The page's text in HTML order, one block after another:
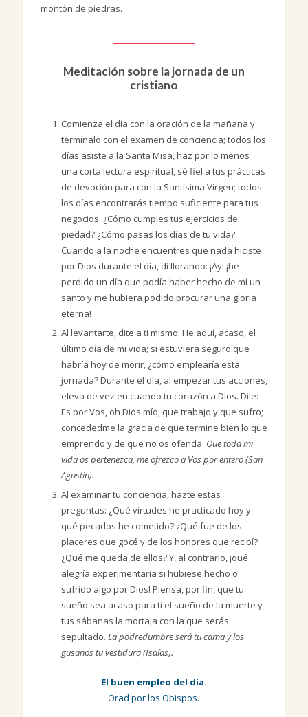
montón de piedras.
Meditación sobre la jornada de un
cristiano
Comienza el día con la oración de la mañana y
termínalo con el examen de conciencia; todos los
días asiste a la Santa Misa, haz por lo menos
una corta lectura espiritual, sé fiel a tus prácticas
de devoción para con la Santísima Virgen; todos
los días encontrarás tiempo suficiente para tus
negocios. ¿Cómo cumples tus ejercicios de
piedad? ¿Cómo pasas los días de tu vida?
Cuando a la noche encuentres que nada hiciste
por Dios durante el día, di llorando: ¡Ay! ¡he
perdido un día que podía haber hecho de mí un
santo y me hubiera podido procurar una gloria
eterna!
Al levantarte, dite a ti mismo: He aquí, acaso, el
último día de mi vida; si estuviera seguro que
habría hoy de morir, ¿cómo emplearía esta
jornada? Durante el día, al empezar tus acciones,
eleva de vez en cuando tu corazón a Dios. Dile:
Es por Vos, oh Dios mío, que trabajo y que sufro;
concededme la gracia de que termine bien lo que
emprendo y de que no os ofenda. Que toda mi
vida os pertenezca, me ofrezco a Vos por entero (San
Agustín).
Al examinar tu conciencia, hazte estas
preguntas: ¿Qué virtudes he practicado hoy y
qué pecados he cometido? ¿Qué fue de los
placeres que gocé y de los honores que recibí?
¿Qué me queda de ellos? Y, al contrario, ¡qué
alegría experimentaría si hubiese hecho o
sufrido algo por Dios! Piensa, por fin, que tu
sueño sea acaso para ti el sueño de la muerte y
tus sábanas la mortaja con la que serás
sepultado. La podredumbre será tu cama y los
gusanos tu vestidura (Isaías).
El buen empleo del día.
Orad por los Obispos.